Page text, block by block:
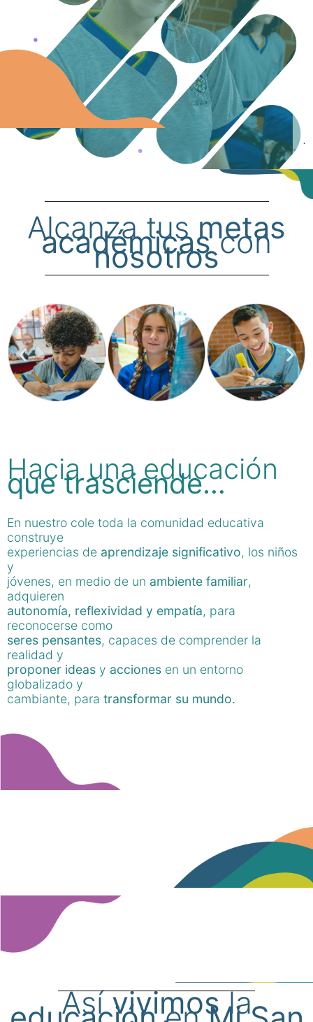
Alcanza tusmetas
académicascon
nosotros
Hacia una educación
que trasciende…
En nuestro cole toda la comunidad educativa
construye
experiencias de aprendizaje significativo, los niños
y
jóvenes, en medio de un ambiente familiar,
adquieren
autonomía, reflexividad y empatía, para
reconocerse como
seres pensantes, capaces de comprender la
realidad y
proponer ideas y acciones en un entorno
globalizado y
cambiante, para transformar su mundo.
Asívivimosla